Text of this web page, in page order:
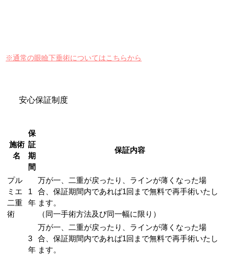
※通常の眼瞼下垂術についてはこちらから
安心保証制度
施術
名
保
証
期
間
保証内容
プル
ミエ
二重
術
1
年
万が一、二重が戻ったり、ラインが薄くなった場
合、保証期間内であれば1回まで無料で再手術いたし
ます。
（同一手術方法及び同一幅に限り）
3
年
万が一、二重が戻ったり、ラインが薄くなった場
合、保証期間内であれば1回まで無料で再手術いたし
ます。